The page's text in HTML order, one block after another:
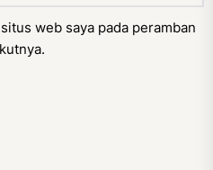
web saya pada peramban